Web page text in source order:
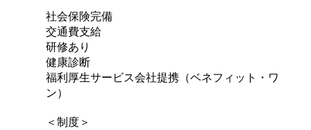
社会保険完備
交通費支給
研修あり
健康診断
福利厚生サービス会社提携（ベネフィット・ワ
ン）
＜制度＞